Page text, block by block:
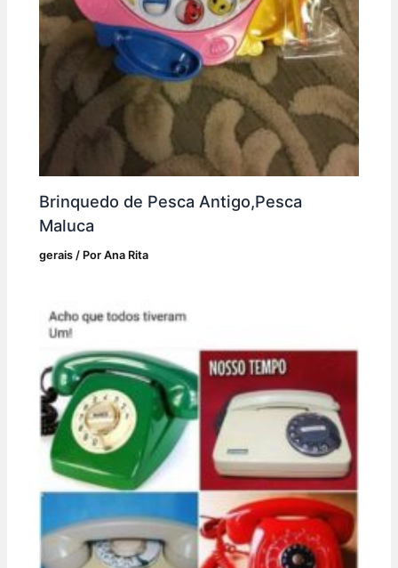
Brinquedo de Pesca Antigo,Pesca
Maluca
gerais / PorAna Rita